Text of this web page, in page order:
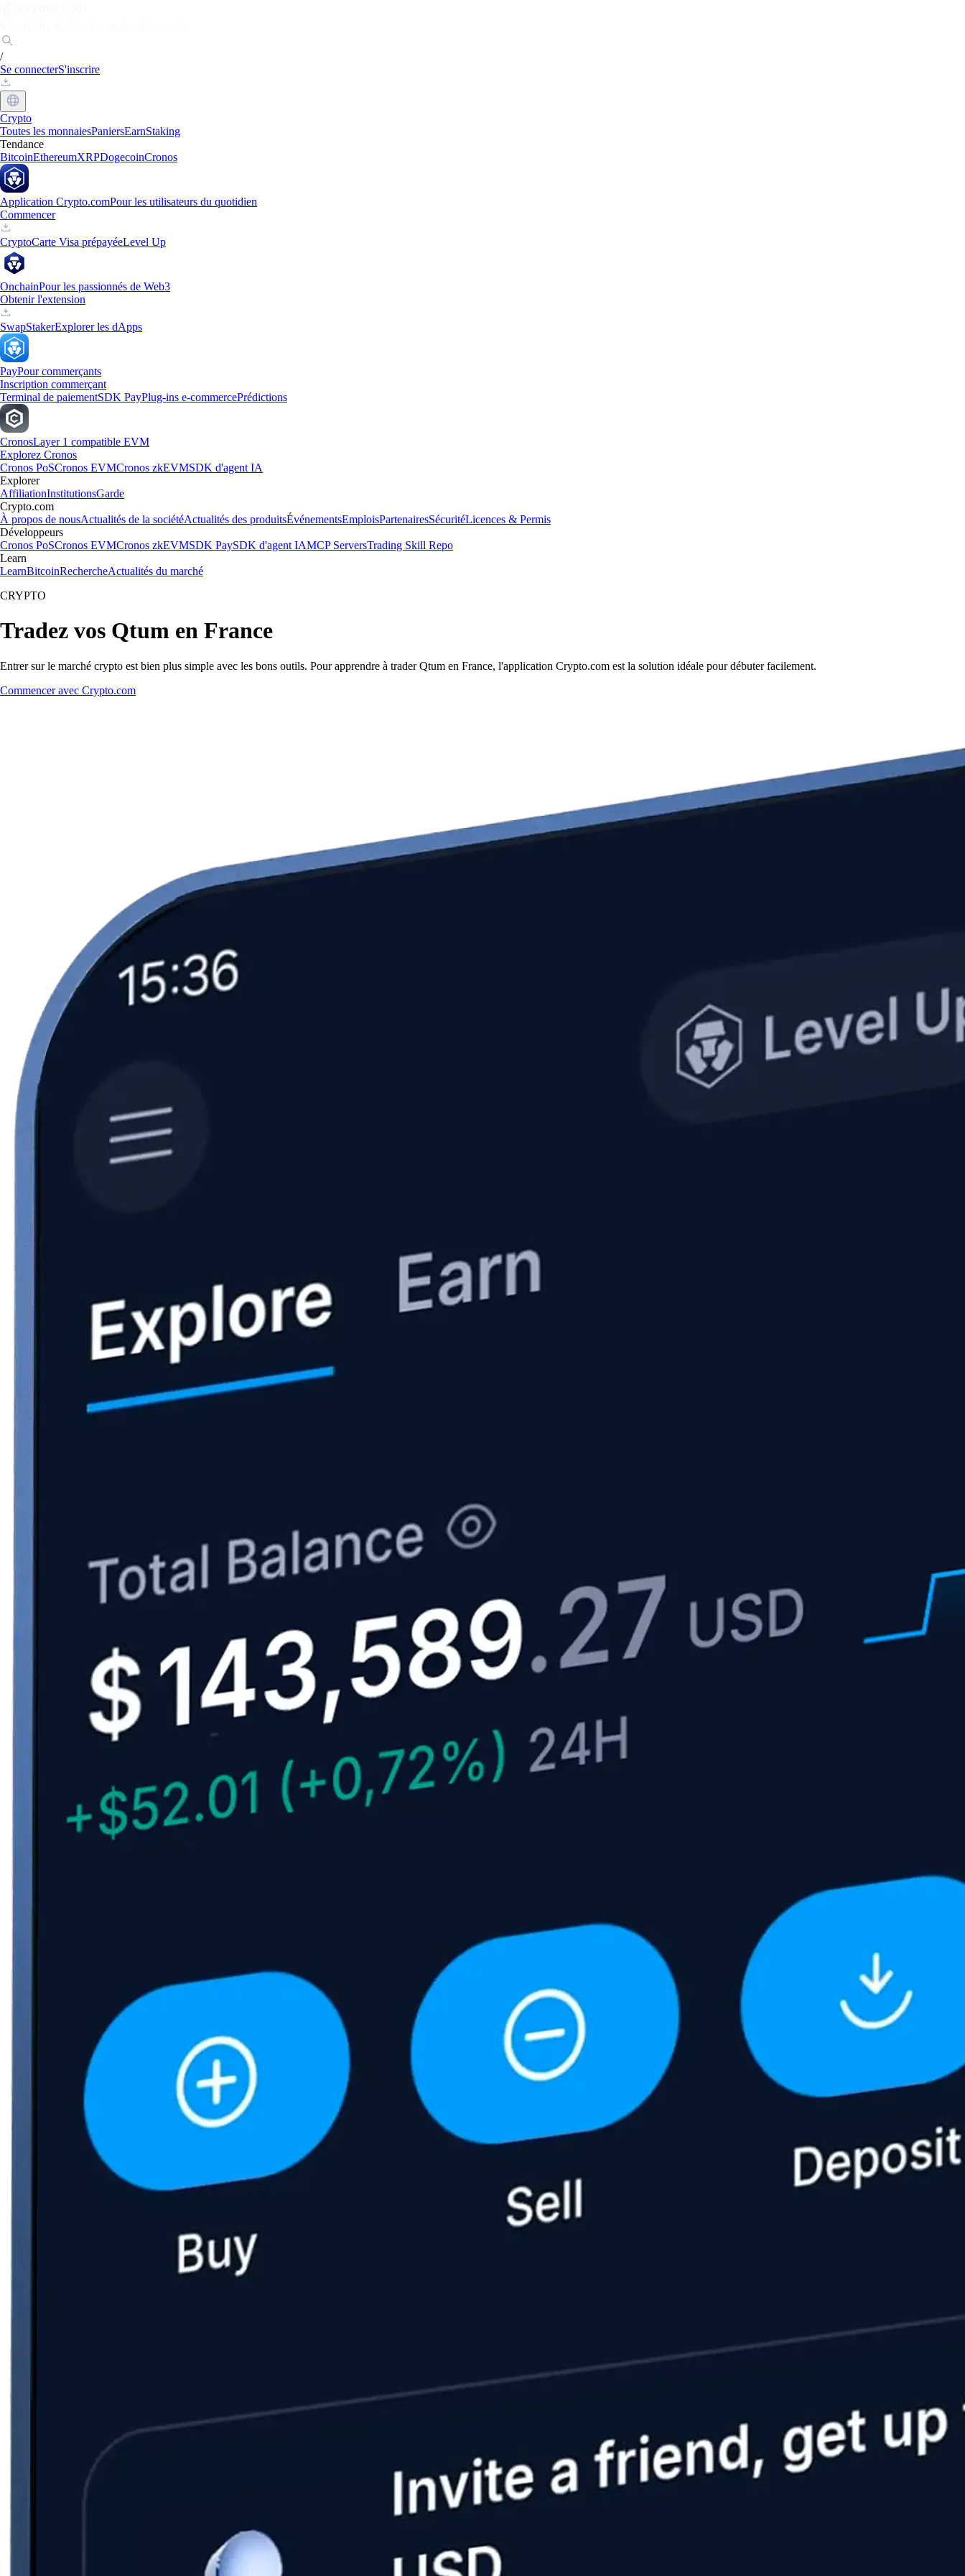
/
Se connecterS'inscrire
Crypto
Toutes les monnaiesPaniersEarnStaking
Tendance
BitcoinEthereumXRPDogecoinCronos
Application Crypto.comPour les utilisateurs du quotidien
Commencer
CryptoCarte Visa prépayéeLevel Up
OnchainPour les passionnés de Web3
Obtenir l'extension
SwapStakerExplorer les dApps
PayPour commerçants
Inscription commerçant
Terminal de paiementSDK PayPlug-ins e-commercePrédictions
CronosLayer 1 compatible EVM
Explorez Cronos
Cronos PoSCronos EVMCronos zkEVMSDK d'agent IA
Explorer
AffiliationInstitutionsGarde
Crypto.com
À propos de nousActualités de la sociétéActualités des produitsÉvénementsEmploisPartenairesSécuritéLicences & Permis
Développeurs
Cronos PoSCronos EVMCronos zkEVMSDK PaySDK d'agent IAMCP ServersTrading Skill Repo
Learn
LearnBitcoinRechercheActualités du marché
CRYPTO
Tradez vos Qtum en France
Entrer sur le marché crypto est bien plus simple avec les bons outils. Pour apprendre à trader Qtum en France, l'application Crypto.com est la solution idéale pour débuter facilement.
Commencer avec Crypto.com